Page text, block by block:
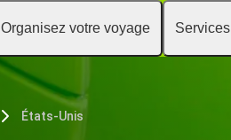
Organisez votre voyage Services
États-Unis